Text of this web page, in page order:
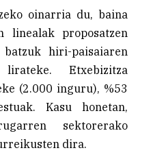
oinarria du, baina
linealak proposatzen
hiri-paisaiaren
Etxebizitza
(2.000 inguru), %53
Kasu honetan,
sektorerako
dira.